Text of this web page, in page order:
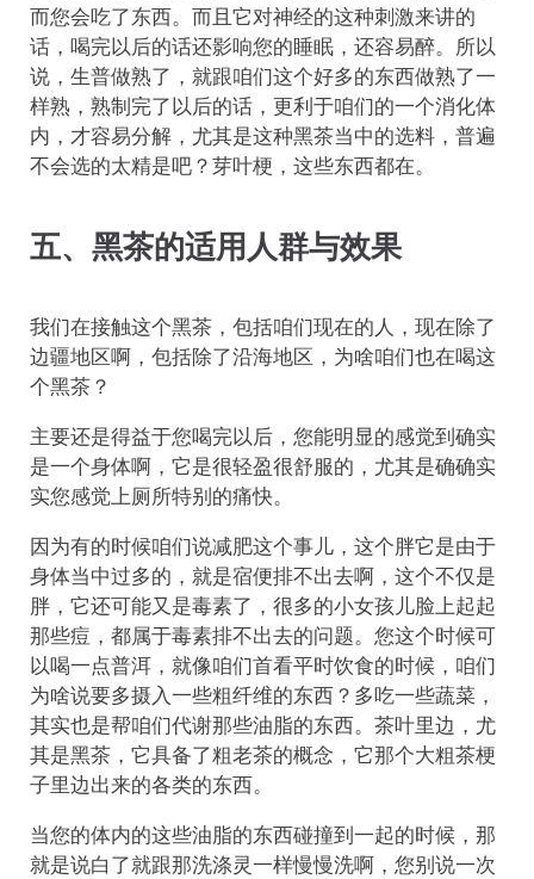
而您会吃了东西。而且它对神经的这种刺激来讲的
话，喝完以后的话还影响您的睡眠，还容易醉。所以
说，生普做熟了，就跟咱们这个好多的东西做熟了一
样熟，熟制完了以后的话，更利于咱们的一个消化体
内，才容易分解，尤其是这种黑茶当中的选料，普遍
不会选的太精是吧？芽叶梗，这些东西都在。
五、黑茶的适用人群与效果
我们在接触这个黑茶，包括咱们现在的人，现在除了
边疆地区啊，包括除了沿海地区，为啥咱们也在喝这
个黑茶？
主要还是得益于您喝完以后，您能明显的感觉到确实
是一个身体啊，它是很轻盈很舒服的，尤其是确确实
实您感觉上厕所特别的痛快。
因为有的时候咱们说减肥这个事儿，这个胖它是由于
身体当中过多的，就是宿便排不出去啊，这个不仅是
胖，它还可能又是毒素了，很多的小女孩儿脸上起起
那些痘，都属于毒素排不出去的问题。您这个时候可
以喝一点普洱，就像咱们首看平时饮食的时候，咱们
为啥说要多摄入一些粗纤维的东西？多吃一些蔬菜，
其实也是帮咱们代谢那些油脂的东西。茶叶里边，尤
其是黑茶，它具备了粗老茶的概念，它那个大粗茶梗
子里边出来的各类的东西。
当您的体内的这些油脂的东西碰撞到一起的时候，那
就是说白了就跟那洗涤灵一样慢慢洗啊，您别说一次